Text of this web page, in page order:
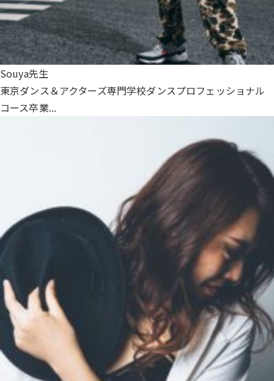
Souya先生
東京ダンス＆アクターズ専門学校ダンスプロフェッショナル
コース卒業...